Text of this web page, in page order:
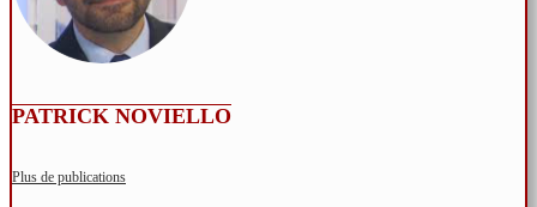
PATRICK NOVIELLO
Plus de publications